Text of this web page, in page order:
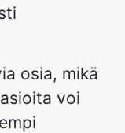
osia, mikä
voi